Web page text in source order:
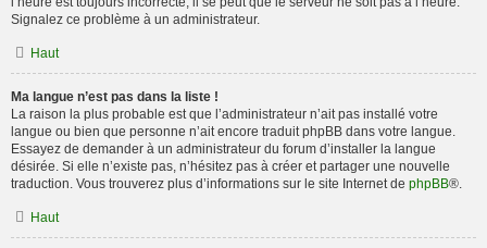
Signalez ce problème à un administrateur.
Haut
Ma langue n’est pas dans la liste !
La raison la plus probable est que l’administrateur n’ait pas installé votre
langue ou bien que personne n’ait encore traduit phpBB dans votre langue.
Essayez de demander à un administrateur du forum d’installer la langue
désirée. Si elle n’existe pas, n’hésitez pas à créer et partager une nouvelle
traduction. Vous trouverez plus d’informations sur le site Internet de phpBB®.
Haut